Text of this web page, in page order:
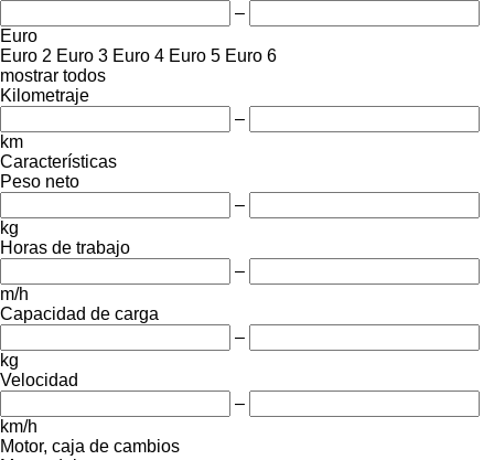
–
Euro
Euro 2 Euro 3 Euro 4 Euro 5 Euro 6
mostrar todos
Kilometraje
–
km
Características
Peso neto
–
kg
Horas de trabajo
–
m/h
Capacidad de carga
–
kg
Velocidad
–
km/h
Motor, caja de cambios